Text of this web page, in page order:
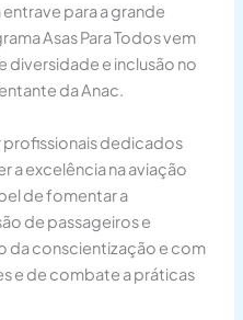
para a grande
Asas Para Todos vem
diversidade e inclusão no
da Anac.
profissionais dedicados
a excelência na aviação
de fomentar a
de passageiros e
da conscientização e com
e de combate a práticas